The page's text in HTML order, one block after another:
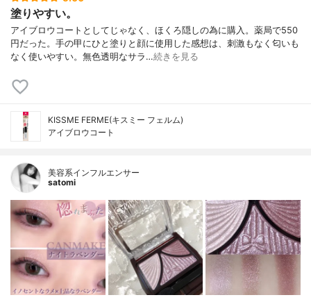
塗りやすい。
アイブロウコートとしてじゃなく、ほくろ隠しの為に購入。薬局で550
円だった。手の甲にひと塗りと顔に使用した感想は、刺激もなく匂いも
なく使いやすい。無色透明なサラ…続きを見る
KISSME FERME(キスミー フェルム)
アイブロウコート
美容系インフルエンサー
satomi